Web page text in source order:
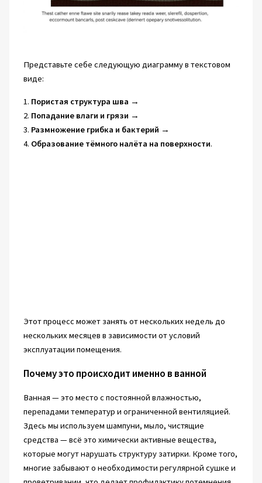
Представьте себе следующую диаграмму в текстовом
виде:
1. Пористая структура шва →
2. Попадание влаги и грязи →
3. Размножение грибка и бактерий →
4. Образование тёмного налёта на поверхности.
Этот процесс может занять от нескольких недель до
нескольких месяцев в зависимости от условий
эксплуатации помещения.
Почему это происходит именно в ванной
Ванная — это место с постоянной влажностью,
перепадами температур и ограниченной вентиляцией.
Здесь мы используем шампуни, мыло, чистящие
средства — всё это химически активные вещества,
которые могут нарушать структуру затирки. Кроме того,
многие забывают о необходимости регулярной сушке и